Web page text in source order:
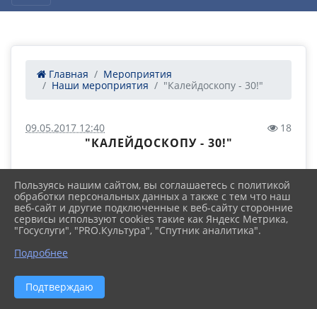
Главная
Мероприятия
Наши мероприятия
"Калейдоскопу - 30!"
09.05.2017 12:40 18
"КАЛЕЙДОСКОПУ - 30!"
Пользуясь нашим сайтом, вы соглашаетесь с политикой
обработки персональных данных а также с тем что наш
веб-сайт и другие подключенные к веб-сайту сторонние
сервисы используют cookies такие как Яндекс Метрика,
"Госуслуги", "PRO.Культура", "Спутник аналитика".
Подробнее
Подтверждаю